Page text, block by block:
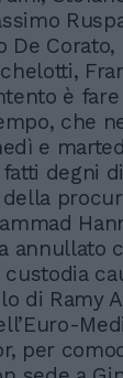
De
è
che
e
degni
della
annullato
custodia
di Ramy
per